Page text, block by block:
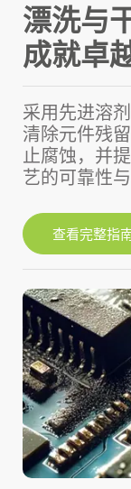
漂洗与
成就卓
采用先进溶
清除元件残
止腐蚀，并
艺的可靠性与
查看完整指